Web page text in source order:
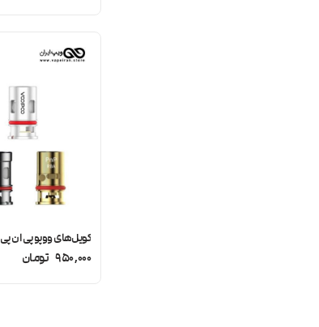
کویل‌های ووپو پی ان پی VOOPOO PnP COILS
950,000 تومان